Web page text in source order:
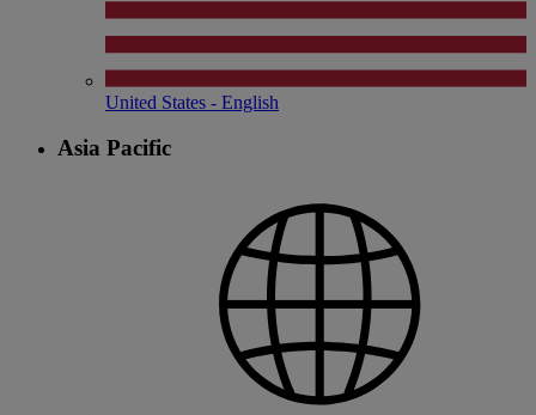
United States - English
Asia Pacific